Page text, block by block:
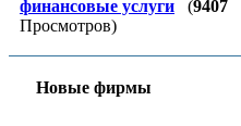
финансовые услуги
(9407
Просмотров)
Новые фирмы